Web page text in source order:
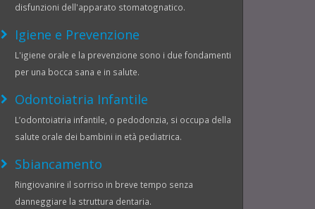
disfunzioni dell'apparato stomatognatico.
Igiene e Prevenzione
L'igiene orale e la prevenzione sono i due fondamenti
per una bocca sana e in salute.
Odontoiatria Infantile
L’odontoiatria infantile, o pedodonzia, si occupa della
salute orale dei bambini in età pediatrica.
Sbiancamento
Ringiovanire il sorriso in breve tempo senza
danneggiare la struttura dentaria.